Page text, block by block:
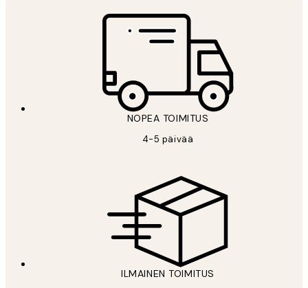
NOPEA TOIMITUS
4-5 päivää
ILMAINEN TOIMITUS